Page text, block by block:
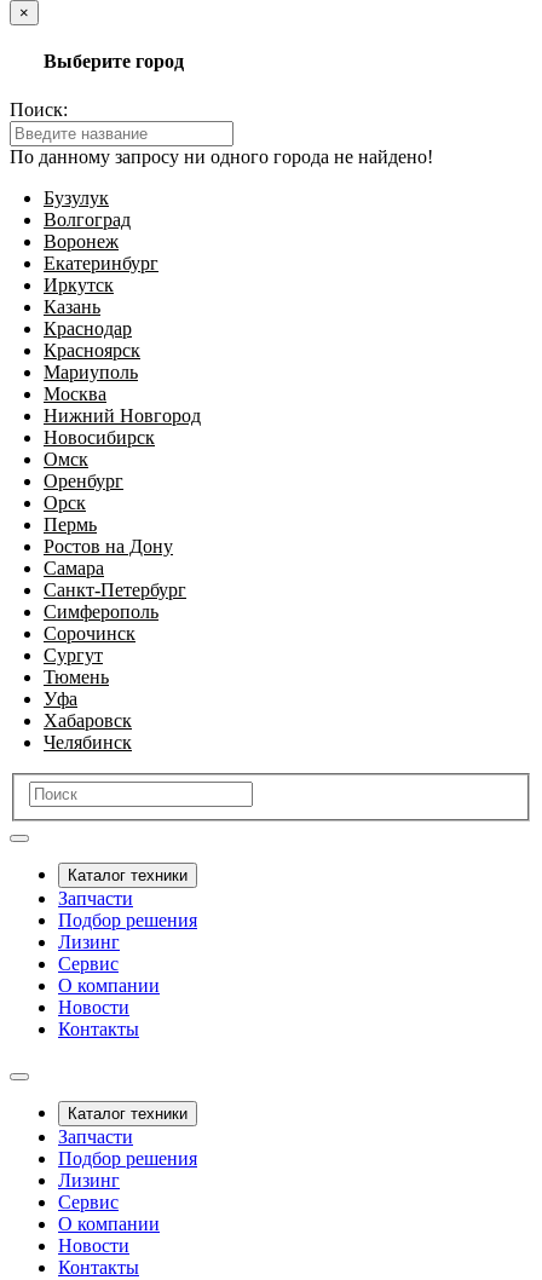
×
Выберите город
Поиск:
По данному запросу ни одного города не найдено!
Бузулук
Волгоград
Воронеж
Екатеринбург
Иркутск
Казань
Краснодар
Красноярск
Мариуполь
Москва
Нижний Новгород
Новосибирск
Омск
Оренбург
Орск
Пермь
Ростов на Дону
Самара
Санкт-Петербург
Симферополь
Сорочинск
Сургут
Тюмень
Уфа
Хабаровск
Челябинск
Каталог техники
Запчасти
Подбор решения
Лизинг
Сервис
О компании
Новости
Контакты
Каталог техники
Запчасти
Подбор решения
Лизинг
Сервис
О компании
Новости
Контакты